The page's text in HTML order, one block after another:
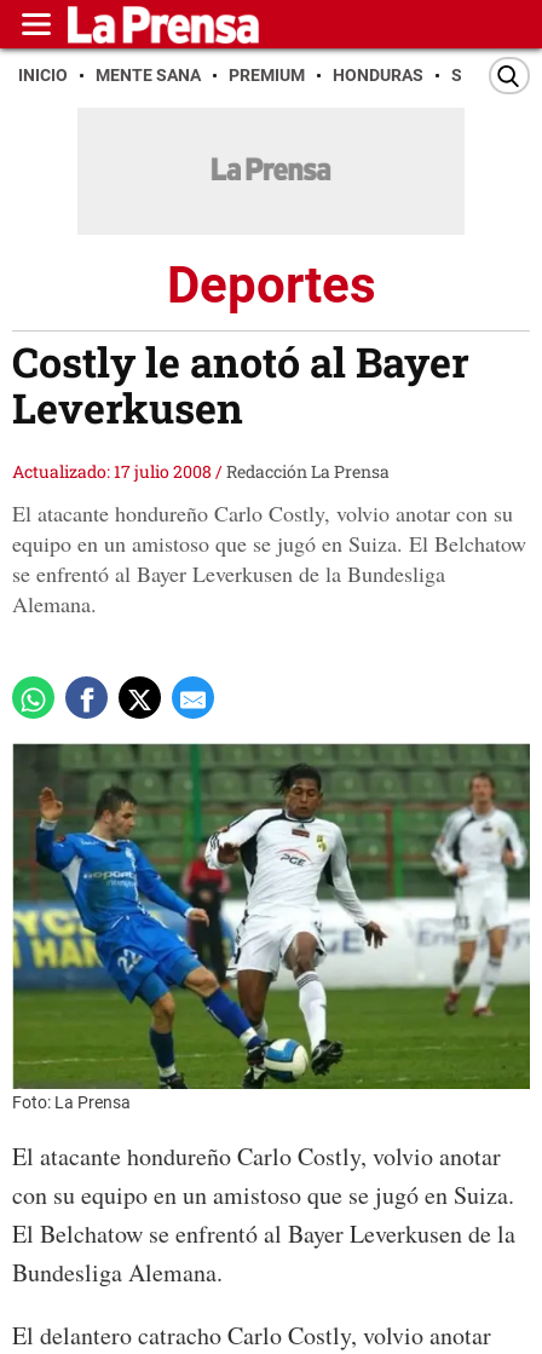
INICIO MENTE SANA PREMIUM HONDURAS SAN PEDRO
Deportes
Costly le anotó al Bayer
Leverkusen
Actualizado: 17 julio 2008 /Redacción La Prensa
El atacante hondureño Carlo Costly, volvio anotar con su
equipo en un amistoso que se jugó en Suiza. El Belchatow
se enfrentó al Bayer Leverkusen de la Bundesliga
Alemana.
Foto: La Prensa
El atacante hondureño Carlo Costly, volvio anotar
con su equipo en un amistoso que se jugó en Suiza.
El Belchatow se enfrentó al Bayer Leverkusen de la
Bundesliga Alemana.
El delantero catracho Carlo Costly, volvio anotar